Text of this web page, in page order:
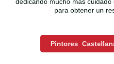
dedicando mucho más
para obtener un
Pintores